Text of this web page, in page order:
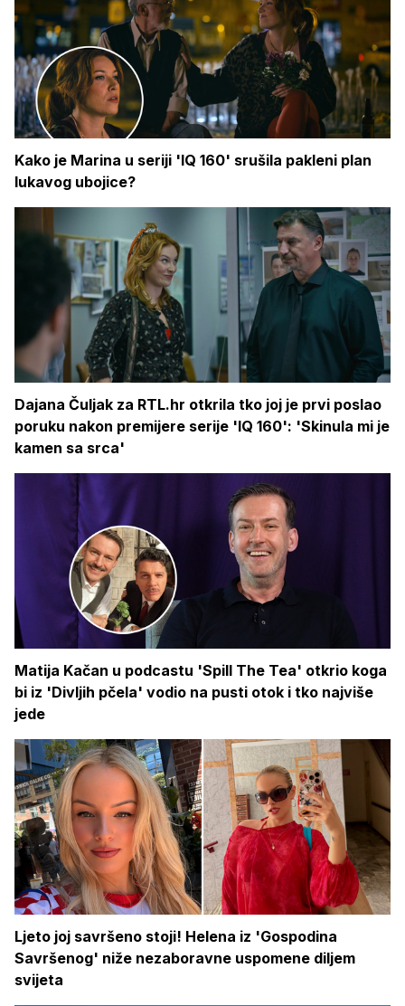
Kako je Marina u seriji 'IQ 160' srušila pakleni plan
lukavog ubojice?
Dajana Čuljak za RTL.hr otkrila tko joj je prvi poslao
poruku nakon premijere serije 'IQ 160': 'Skinula mi je
kamen sa srca'
Matija Kačan u podcastu 'Spill The Tea' otkrio koga
bi iz 'Divljih pčela' vodio na pusti otok i tko najviše
jede
Ljeto joj savršeno stoji! Helena iz 'Gospodina
Savršenog' niže nezaboravne uspomene diljem
svijeta